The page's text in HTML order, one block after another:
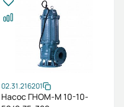
02.31.216201
Насос ГНОМ-М 10-10-